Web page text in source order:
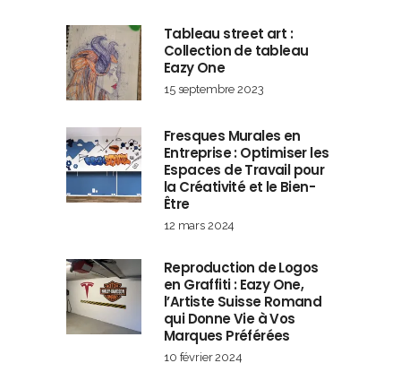
Tableau street art :
Collection de tableau
Eazy One
15 septembre 2023
Fresques Murales en
Entreprise : Optimiser les
Espaces de Travail pour
la Créativité et le Bien-
Être
12 mars 2024
Reproduction de Logos
en Graffiti : Eazy One,
l’Artiste Suisse Romand
qui Donne Vie à Vos
Marques Préférées
10 février 2024